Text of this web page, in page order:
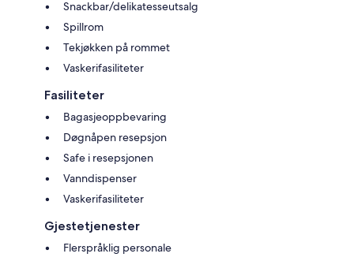
Snackbar/delikatesseutsalg
Spillrom
Tekjøkken på rommet
Vaskerifasiliteter
Fasiliteter
Bagasjeoppbevaring
Døgnåpen resepsjon
Safe i resepsjonen
Vanndispenser
Vaskerifasiliteter
Gjestetjenester
Flerspråklig personale